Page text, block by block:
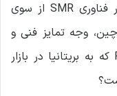
با توجه به رقابت شدید جهانی در فناوری SMR از سوی
چین، وجه تمایز فنی و
تجاری کلیدی طراحی Rolls-Royce که به بریتانیا در بازار